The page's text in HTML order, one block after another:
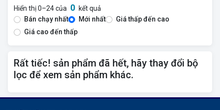
Hiển thị 0–24 của 0 kết quả
Bán chạy nhất
Mới nhất
Giá thấp đến cao
Giá cao đến thấp
Rất tiếc! sản phẩm đã hết, hãy thay đổi bộ
lọc để xem sản phẩm khác.